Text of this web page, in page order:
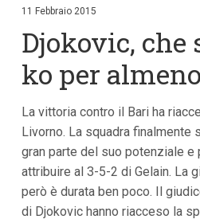
i
i
t
n
u
i
p
i
n
11 Febbraio 2015
Djokovic, che
ko per
La vittoria contro il Bari ha
Livorno. La squadra finalmente
gran parte del suo potenziale e
attribuire al 3-5-2 di Gelain. La
però è durata ben poco. Il
di Djokovic hanno riacceso la